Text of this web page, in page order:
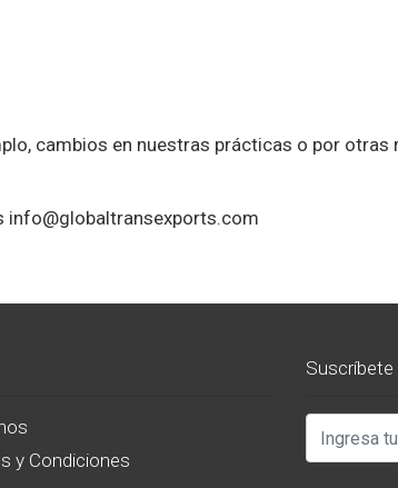
cambios en nuestras prácticas o por otras
info@globaltransexports.com
y Condiciones